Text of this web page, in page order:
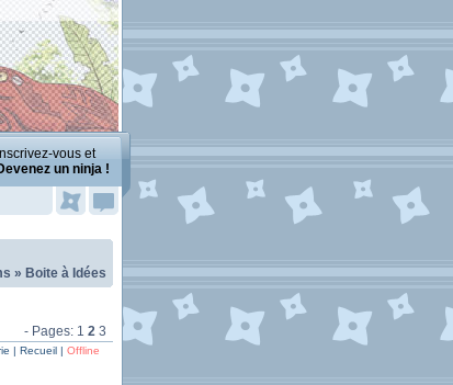
Inscrivez-vous et
un ninja !
» Boite à Idées
- Pages: 1 2 3
| Recueil | Offline